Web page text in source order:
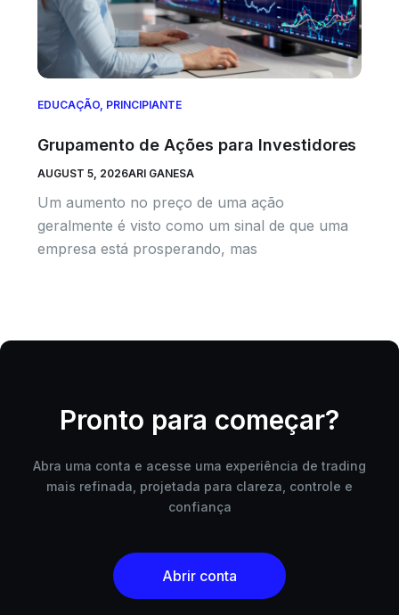
EDUCAÇÃO, PRINCIPIANTE
Grupamento de Ações para Investidores
AUGUST 5, 2026ARI GANESA
Um aumento no preço de uma ação
geralmente é visto como um sinal de que uma
empresa está prosperando, mas
Pronto para começar?
Abra uma conta e acesse uma experiência de trading
mais refinada, projetada para clareza, controle e
confiança
Abrir conta